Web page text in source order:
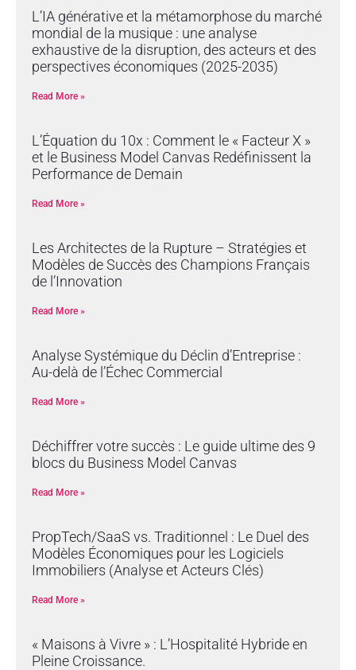
L’IA générative et la métamorphose du marché
mondial de la musique : une analyse
exhaustive de la disruption, des acteurs et des
perspectives économiques (2025-2035)
Read More »
L’Équation du 10x : Comment le « Facteur X »
et le Business Model Canvas Redéfinissent la
Performance de Demain
Read More »
Les Architectes de la Rupture – Stratégies et
Modèles de Succès des Champions Français
de l’Innovation
Read More »
Analyse Systémique du Déclin d’Entreprise :
Au-delà de l’Échec Commercial
Read More »
Déchiffrer votre succès : Le guide ultime des 9
blocs du Business Model Canvas
Read More »
PropTech/SaaS vs. Traditionnel : Le Duel des
Modèles Économiques pour les Logiciels
Immobiliers (Analyse et Acteurs Clés)
Read More »
« Maisons à Vivre » : L’Hospitalité Hybride en
Pleine Croissance.